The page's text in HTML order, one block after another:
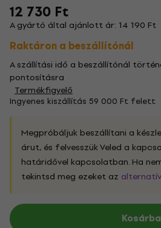
12 730 Ft
A gyártó által ajánlott ár: 14 190 Ft
Raktáron a beszállítónál
A szállítási idő a beszállítónál
pontosításra
Termékfigyelő
Ingyenes kiszállítás 59 000 Ft felett
Megpróbáljuk beszállítani a
árut, és felvesszük Veled a
határidővel kapcsolatban. Ha
tekintsd meg ezeket az
Kosárba